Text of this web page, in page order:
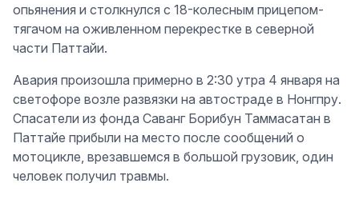
опьянения и столкнулся с 18-колесным прицепом-
тягачом на оживленном перекрестке в северной
части Паттайи.
Авария произошла примерно в 2:30 утра 4 января на
светофоре возле развязки на автостраде в Нонгпру.
Спасатели из фонда Саванг Борибун Таммасатан в
Паттайе прибыли на место после сообщений о
мотоцикле, врезавшемся в большой грузовик, один
человек получил травмы.